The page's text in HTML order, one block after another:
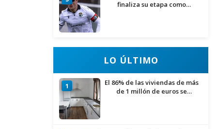
finaliza su etapa como
LO ÚLTIMO
1
El 86% de las viviendas de más
de 1 millón de euros se